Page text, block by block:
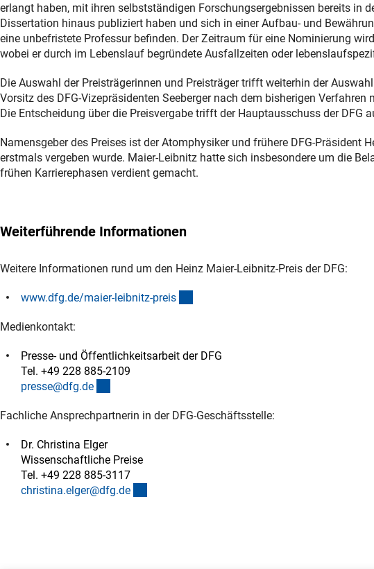
erlangt haben, mit ihren selbstständigen Forschungsergebnissen bereits in
Dissertation hinaus publiziert haben und sich in einer Aufbau- und
eine unbefristete Professur befinden. Der Zeitraum für eine Nominierung
wobei er durch im Lebenslauf begründete Ausfallzeiten oder
Die Auswahl der Preisträgerinnen und Preisträger trifft weiterhin der
Vorsitz des DFG-Vizepräsidenten Seeberger nach dem bisherigen
Die Entscheidung über die Preisvergabe trifft der Hauptausschuss der DFG
Namensgeber des Preises ist der Atomphysiker und frühere DFG-Präsident
erstmals vergeben wurde. Maier-Leibnitz hatte sich insbesondere um die
frühen Karrierephasen verdient gemacht.
Weiterführende Informationen
Weitere Informationen rund um den Heinz Maier-Leibnitz-Preis der DFG:
www.dfg.de/maier-leibnitz-preis
Medienkontakt:
Presse- und Öffentlichkeitsarbeit der DFG
Tel. +49 228 885-2109
presse@dfg.de
Fachliche Ansprechpartnerin in der DFG-Geschäftsstelle:
Dr. Christina Elger
Wissenschaftliche Preise
Tel. +49 228 885-3117
christina.elger@dfg.de